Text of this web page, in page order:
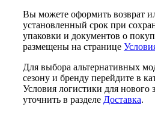
Вы можете оформить возврат
установленный срок при
упаковки и документов о
размещены на странице
Для выбора альтернативных
сезону и бренду перейдите в
Условия логистики для нового
уточнить в разделе Доставка.